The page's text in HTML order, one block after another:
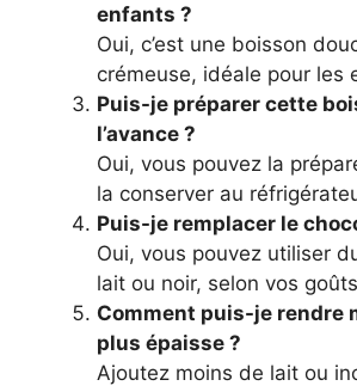
enfants ?
Oui, c’est une boisson
crémeuse, idéale pour les
Puis-je préparer cette
l’avance ?
Oui, vous pouvez la
la conserver au
Puis-je remplacer le
Oui, vous pouvez utiliser
lait ou noir, selon vos
Comment puis-je rendre
plus épaisse ?
Ajoutez moins de lait ou